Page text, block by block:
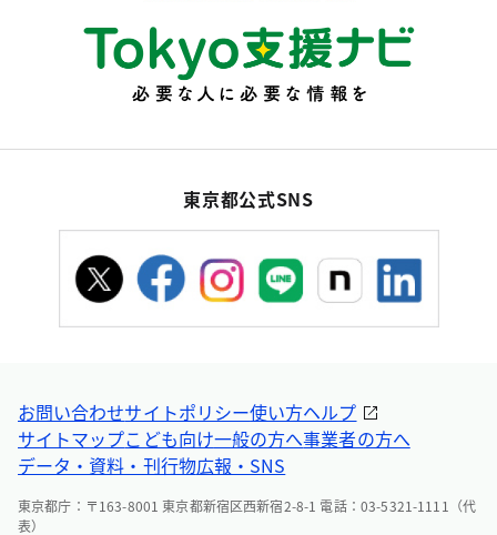
東京都公式SNS
お問い合わせサイトポリシー使い方ヘルプ
サイトマップこども向け一般の方へ事業者の方へ
データ・資料・刊行物広報・SNS
東京都庁：〒163-8001 東京都新宿区西新宿2-8-1 電話：03-5321-1111（代
表）